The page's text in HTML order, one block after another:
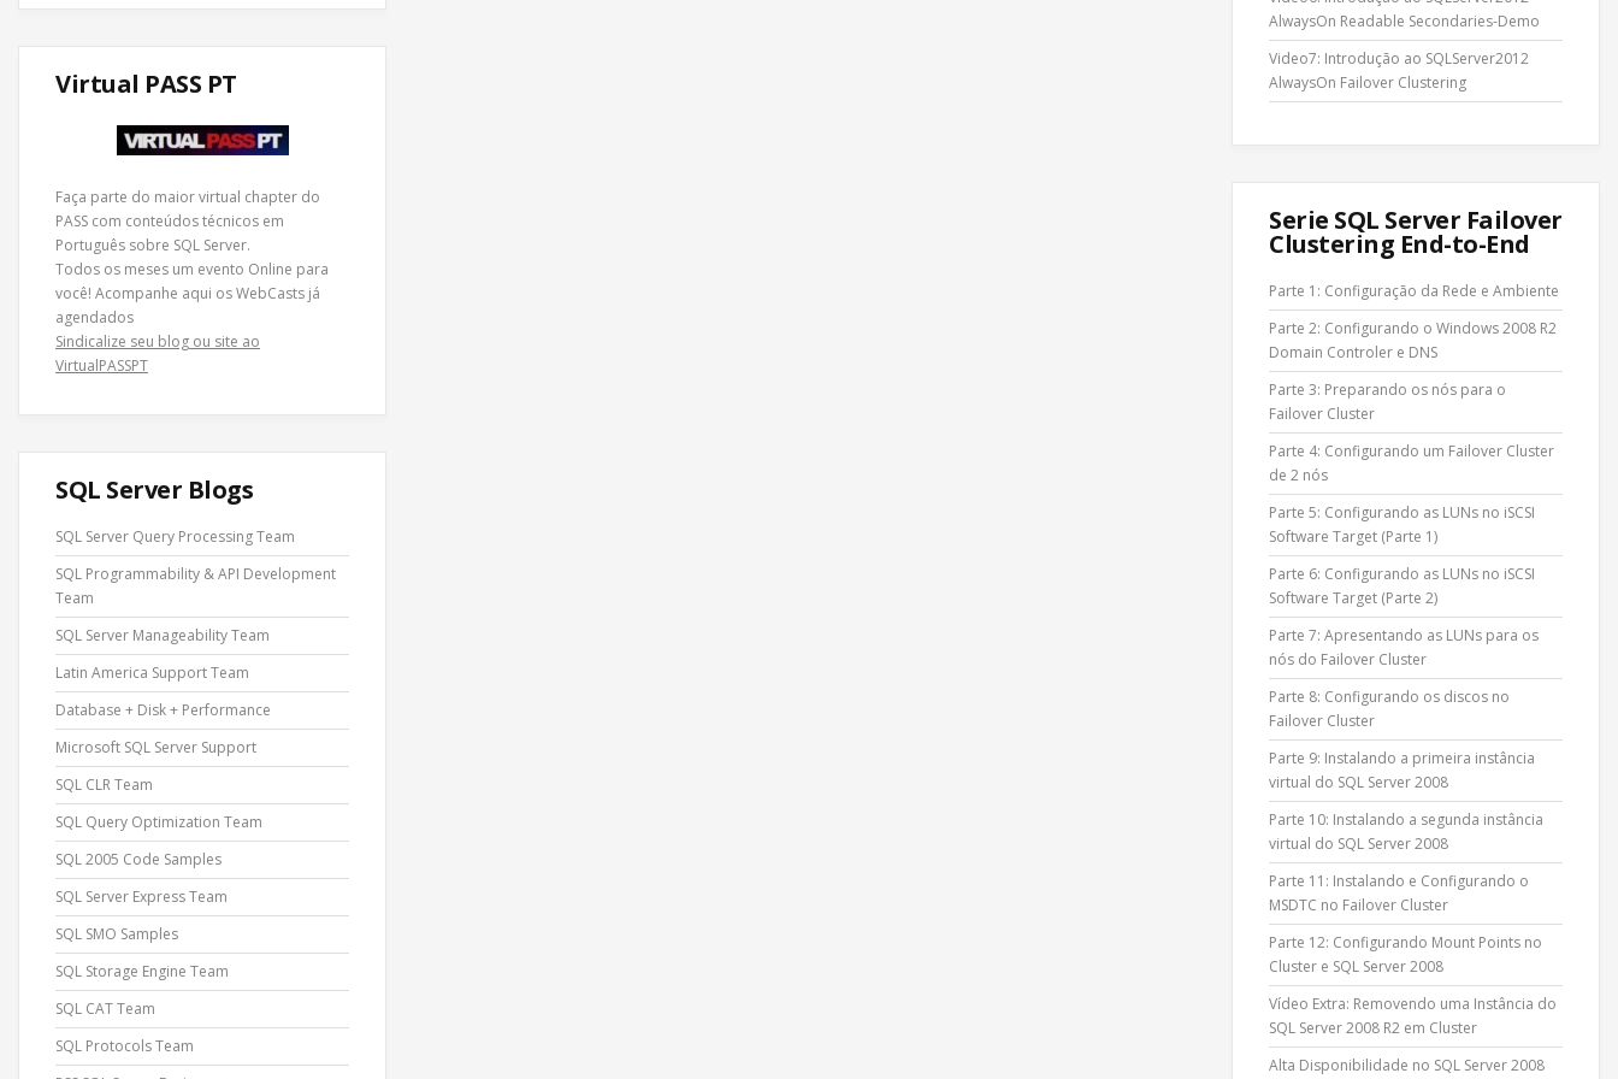
Virtual PASS PT
Faça parte do maior virtual chapter do
PASS com conteúdos técnicos em
Português sobre SQL Server.
Todos os meses um evento Online para
você! Acompanhe aqui os WebCasts já
agendados
Sindicalize seu blog ou site ao
VirtualPASSPT
SQL Server Blogs
SQL Server Query Processing Team
SQL Programmability & API Development
Team
SQL Server Manageability Team
Latin America Support Team
Database + Disk + Performance
Microsoft SQL Server Support
SQL CLR Team
SQL Query Optimization Team
SQL 2005 Code Samples
SQL Server Express Team
SQL SMO Samples
SQL Storage Engine Team
SQL CAT Team
SQL Protocols Team
AlwaysOn Readable Secondaries-Demo
Video7: Introdução ao SQLServer2012
AlwaysOn Failover Clustering
Serie SQL Server Failover
Clustering End-to-End
Parte 1: Configuração da Rede e Ambiente
Parte 2: Configurando o Windows 2008 R2
Domain Controler e DNS
Parte 3: Preparando os nós para o
Failover Cluster
Parte 4: Configurando um Failover Cluster
de 2 nós
Parte 5: Configurando as LUNs no iSCSI
Software Target (Parte 1)
Parte 6: Configurando as LUNs no iSCSI
Software Target (Parte 2)
Parte 7: Apresentando as LUNs para os
nós do Failover Cluster
Parte 8: Configurando os discos no
Failover Cluster
Parte 9: Instalando a primeira instância
virtual do SQL Server 2008
Parte 10: Instalando a segunda instância
virtual do SQL Server 2008
Parte 11: Instalando e Configurando o
MSDTC no Failover Cluster
Parte 12: Configurando Mount Points no
Cluster e SQL Server 2008
Vídeo Extra: Removendo uma Instância do
SQL Server 2008 R2 em Cluster
Alta Disponibilidade no SQL Server 2008